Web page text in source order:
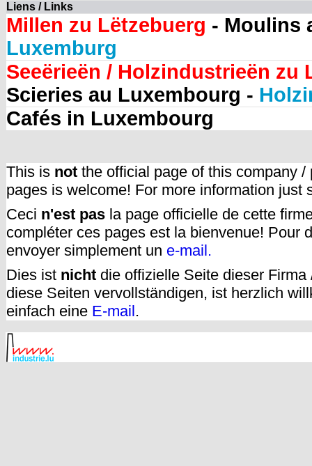
Liens / Links
Millen zu Lëtzebuerg - Moulins
Luxemburg
Seeërieën / Holzindustrieën zu
Scieries au Luxembourg -
Cafés in Luxembourg
This is not the official page of this company
pages is welcome! For more information just
Ceci n'est pas la page officielle de cette
compléter ces pages est la bienvenue! Pour
envoyer simplement un e-mail.
Dies ist nicht die offizielle Seite dieser
diese Seiten vervollständigen, ist herzlich
einfach eine E-mail .